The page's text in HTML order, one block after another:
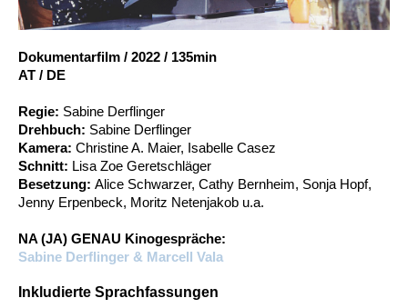
Account
Dokumentarfilm / 2022 / 135min
AT / DE
Regie: Sabine Derflinger
Drehbuch: Sabine Derflinger
Kamera: Christine A. Maier, Isabelle Casez
Schnitt: Lisa Zoe Geretschläger
Besetzung: Alice Schwarzer, Cathy Bernheim, Sonja Hopf,
Jenny Erpenbeck, Moritz Netenjakob u.a.
NA (JA) GENAU Kinogespräche:
Sabine Derflinger & Marcell Vala
Inkludierte Sprachfassungen